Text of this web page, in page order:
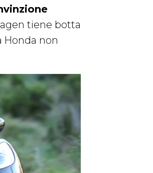
tiene botta
Honda non